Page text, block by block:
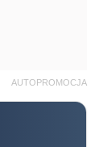
AUTOPROMOCJA